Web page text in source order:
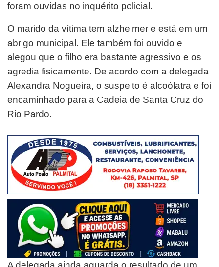
foram ouvidas no inquérito policial.
O marido da vítima tem alzheimer e está em um
abrigo municipal. Ele também foi ouvido e
alegou que o filho era bastante agressivo e os
agredia fisicamente. De acordo com a delegada
Alexandra Nogueira, o suspeito é alcoólatra e foi
encaminhado para a Cadeia de Santa Cruz do
Rio Pardo.
A delegada ainda aguarda o resultado de um